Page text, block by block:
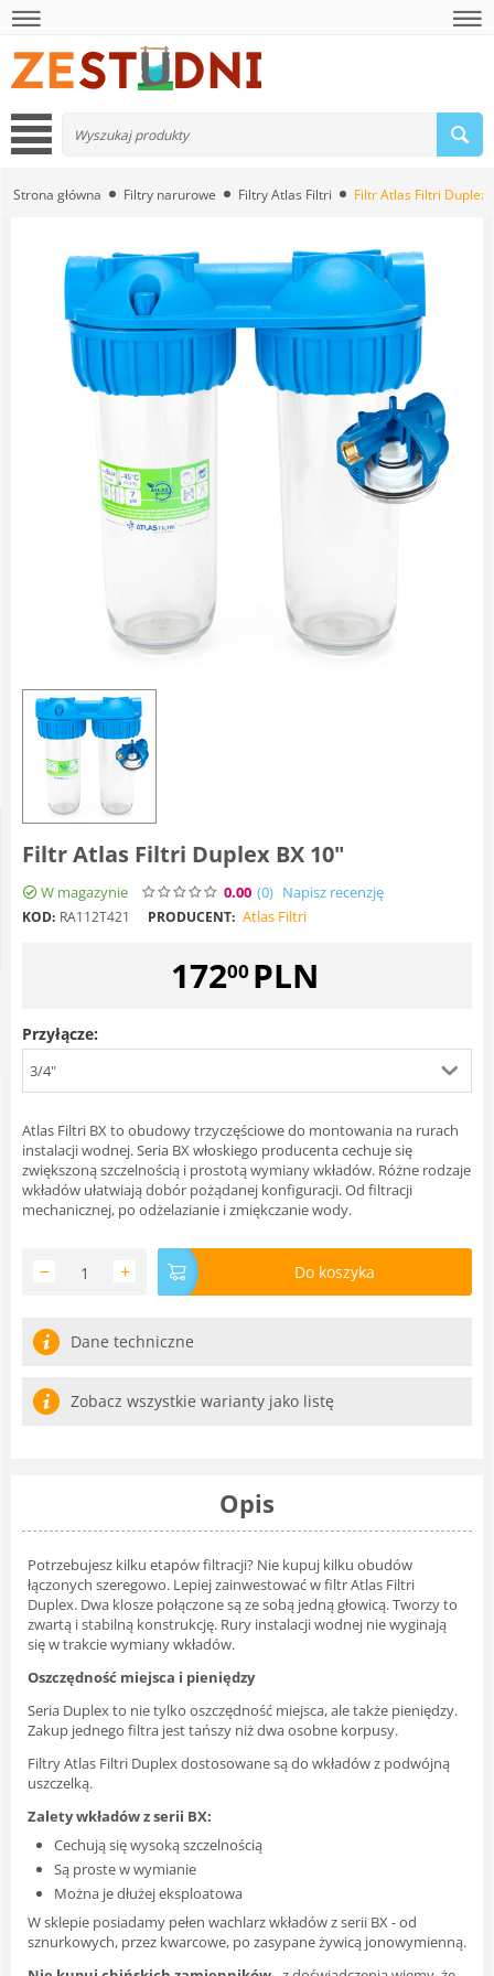
Strona główna Filtry narurowe Filtry Atlas Filtri Filtr Atlas Filtri Duplex
Filtr Atlas Filtri Duplex BX 10"
W magazynie 0.00 (0) Napisz recenzję
KOD: RA112T421 PRODUCENT: Atlas Filtri
17200 PLN
Przyłącze:
3/4"
Atlas Filtri BX to obudowy trzyczęściowe do montowania na rurach
instalacji wodnej. Seria BX włoskiego producenta cechuje się
zwiększoną szczelnością i prostotą wymiany wkładów. Różne rodzaje
wkładów ułatwiają dobór pożądanej konfiguracji. Od filtracji
mechanicznej, po odżelazianie i zmiękczanie wody.
+
− Do koszyka
Dane techniczne
Zobacz wszystkie warianty jako listę
Opis
Potrzebujesz kilku etapów filtracji? Nie kupuj kilku obudów
łączonych szeregowo. Lepiej zainwestować w filtr Atlas Filtri
Duplex. Dwa klosze połączone są ze sobą jedną głowicą. Tworzy to
zwartą i stabilną konstrukcję. Rury instalacji wodnej nie wyginają
się w trakcie wymiany wkładów.
Oszczędność miejsca i pieniędzy
Seria Duplex to nie tylko oszczędność miejsca, ale także pieniędzy.
Zakup jednego filtra jest tańszy niż dwa osobne korpusy.
Filtry Atlas Filtri Duplex dostosowane są do wkładów z podwójną
uszczelką.
Zalety wkładów z serii BX:
Cechują się wysoką szczelnością
Są proste w wymianie
Można je dłużej eksploatowa
W sklepie posiadamy pełen wachlarz wkładów z serii BX - od
sznurkowych, przez kwarcowe, po zasypane żywicą jonowymienną.